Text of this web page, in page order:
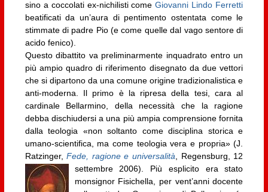
sino a coccolati ex-nichilisti comeGiovanni Lindo Ferretti
beatificati da un’aura di pentimento ostentata come le
stimmate di padre Pio (e come quelle dal vago sentore di
acido fenico).
Questo dibattito va preliminarmente inquadrato entro un
più ampio quadro di riferimento disegnato da due vettori
che si dipartono da una comune origine tradizionalistica e
anti-moderna. Il primo è la ripresa della tesi, cara al
cardinale Bellarmino, della necessità che la ragione
debba dischiudersi a una più ampia comprensione fornita
dalla teologia «non soltanto come disciplina storica e
umano-scientifica, ma come teologia vera e propria» (J.
Ratzinger,Fede, ragione e universalità , Regensburg, 12
settembre 2006). Più esplicito era stato
monsignor Fisichella, per vent’anni docente